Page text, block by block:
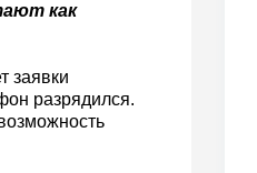
как
заявки
разрядился.